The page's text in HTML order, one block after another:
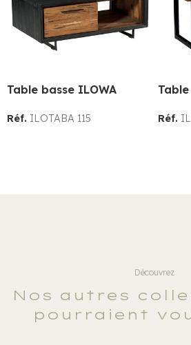
Table basse ILOWA
Réf. ILOTABA 115 Réf.
Découvrez
Nos autres
pourraient